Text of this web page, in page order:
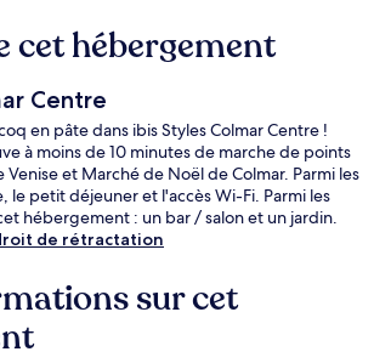
cet hébergement
Centre
en pâte dans ibis Styles Colmar Centre !
à moins de 10 minutes de marche de points
et Marché de Noël de Colmar. Parmi les
le petit déjeuner et l'accès Wi-Fi. Parmi les
hébergement : un bar / salon et un jardin.
de rétractation
sur cet